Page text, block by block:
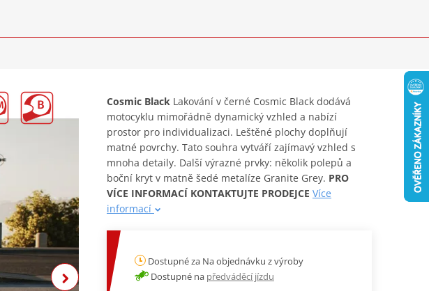
Cosmic Black Lakování v černé Cosmic Black dodává
motocyklu mimořádně dynamický vzhled a nabízí
prostor pro individualizaci. Leštěné plochy doplňují
matné povrchy. Tato souhra vytváří zajímavý vzhled s
mnoha detaily. Další výrazné prvky: několik polepů a
boční kryt v matně šedé metalíze Granite Grey. PRO
VÍCE INFORMACÍ KONTAKTUJTE PRODEJCE Více
informací
Dostupné za Na objednávku z výroby
Dostupné na předváděcí jízdu